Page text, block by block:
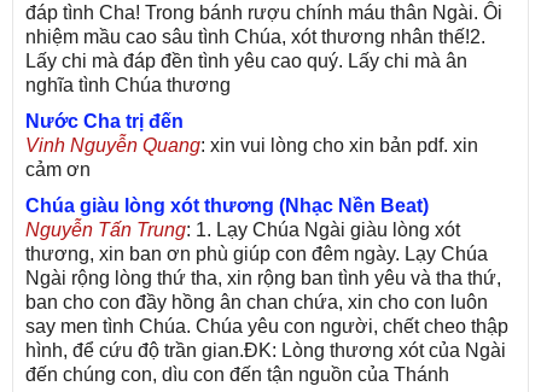
đáp tình Cha! Trong bánh rượu chính máu thân Ngài. Ôi
nhiệm mầu cao sâu tình Chúa, xót thương nhân thế!2.
Lấy chi mà đáp đền tình yêu cao quý. Lấy chi mà ân
nghĩa tình Chúa thương
Nước Cha trị đến
Vinh Nguyễn Quang: xin vui lòng cho xin bản pdf. xin
cảm ơn
Chúa giàu lòng xót thương (Nhạc Nền Beat)
Nguyễn Tấn Trung: 1. Lạy Chúa Ngài giàu lòng xót
thương, xin ban ơn phù giúp con đêm ngày. Lạy Chúa
Ngài rộng lòng thứ tha, xin rộng ban tình yêu và tha thứ,
ban cho con đầy hồng ân chan chứa, xin cho con luôn
say men tình Chúa. Chúa yêu con người, chết cheo thập
hình, để cứu độ trần gian.ĐK: Lòng thương xót của Ngài
đến chúng con, dìu con đến tận nguồn của Thánh